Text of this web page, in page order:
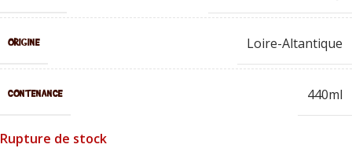
ORIGINE Loire-Altantique
CONTENANCE 440ml
Rupture de stock